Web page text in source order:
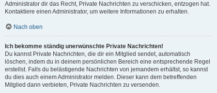
Administrator dir das Recht, Private Nachrichten zu verschicken, entzogen hat.
Kontaktiere einen Administrator, um weitere Informationen zu erhalten.
Nach oben
Ich bekomme ständig unerwünschte Private Nachrichten!
Du kannst Private Nachrichten, die dir ein Mitglied sendet, automatisch
löschen, indem du in deinem persönlichen Bereich eine entsprechende Regel
erstellst. Falls du belästigende Nachrichten von jemandem erhältst, so kannst
du dies auch einem Administrator melden. Dieser kann dem betreffenden
Mitglied dann verbieten, Private Nachrichten zu versenden.